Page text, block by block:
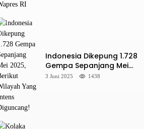
Indonesia Dikepung 1.728
Gempa Sepanjang Mei
2025, Berikut Wilayah Yang
3 Juni 2025 1438